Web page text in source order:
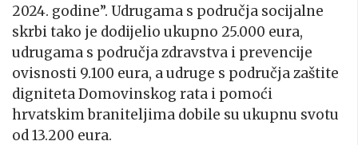
2024. godine”. Udrugama s područja socijalne
skrbi tako je dodijelio ukupno 25.000 eura,
udrugama s područja zdravstva i prevencije
ovisnosti 9.100 eura, a udruge s područja zaštite
digniteta Domovinskog rata i pomoći
hrvatskim braniteljima dobile su ukupnu svotu
od 13.200 eura.